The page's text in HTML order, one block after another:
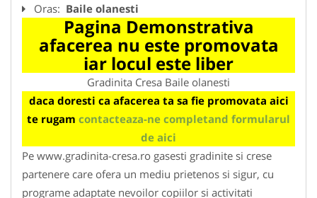
Oras: Baile olanesti
Pagina Demonstrativa
afacerea nu este promovata
iar locul este liber
Gradinita Cresa Baile olanesti
daca doresti ca afacerea ta sa fie promovata aici
te rugam contacteaza-ne completand formularul
de aici
Pe www.gradinita-cresa.ro gasesti gradinite si crese
partenere care ofera un mediu prietenos si sigur, cu
programe adaptate nevoilor copiilor si activitati